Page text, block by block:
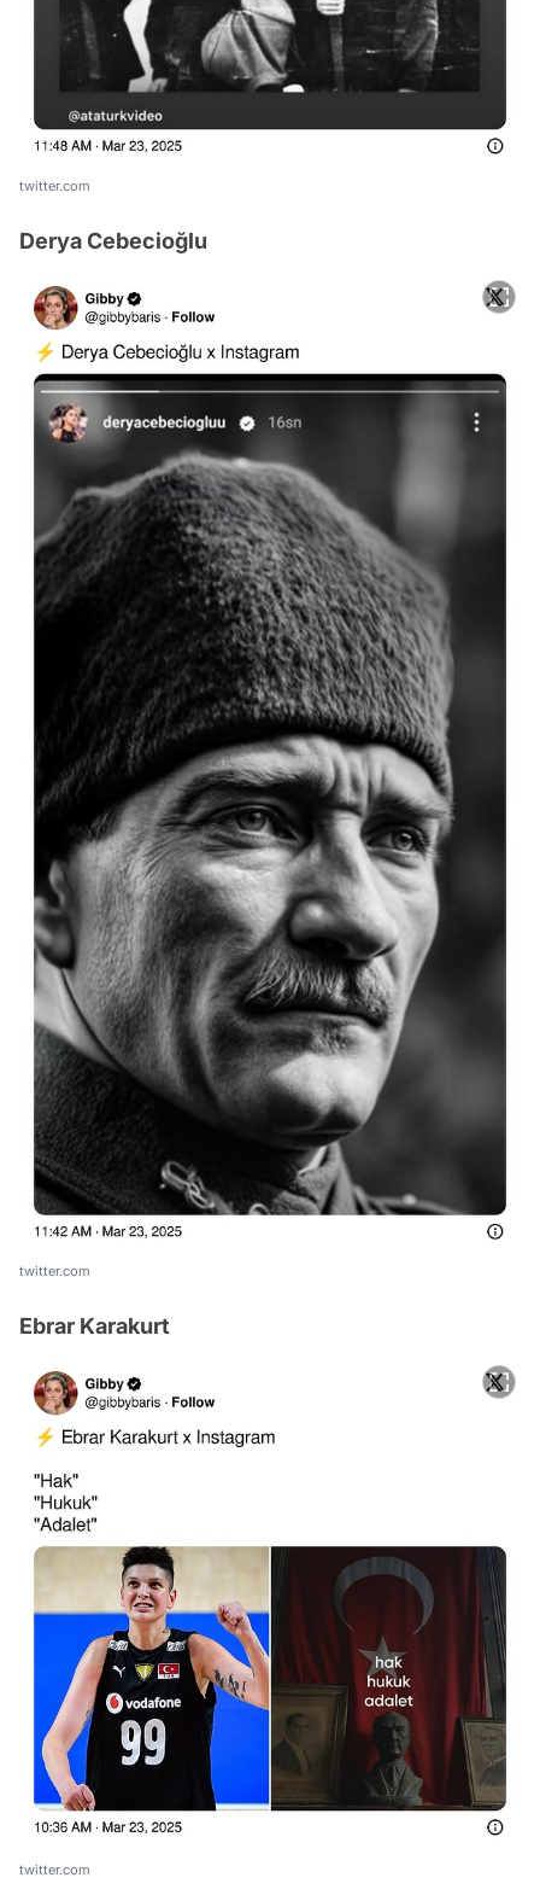
twitter.com
Derya Cebecioğlu
twitter.com
Ebrar Karakurt
twitter.com